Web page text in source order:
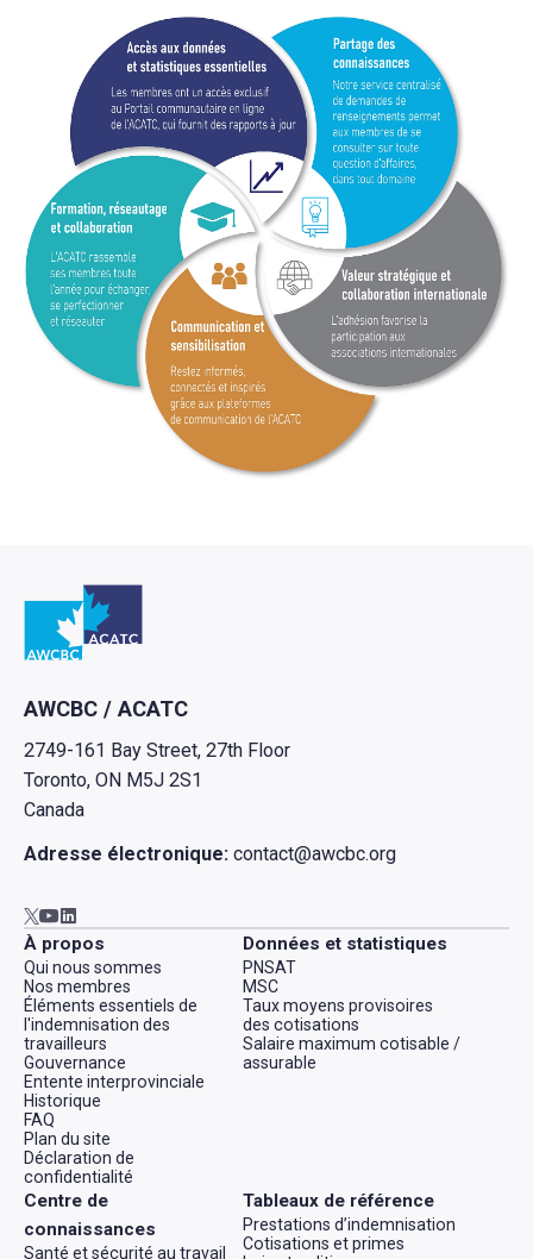
Retour à l'Accueil
AWCBC / ACATC
2749-161 Bay Street, 27th Floor
Toronto, ON M5J 2S1
Canada
Adresse électronique:contact@awcbc.org
Aller à AWCBC / ACATC twitter in new tab
Aller à AWCBC / ACATC youtube in new tab
À propos
Qui nous sommes
Nos membres
Éléments essentiels de
l'indemnisation des
travailleurs
Gouvernance
Entente interprovinciale
Historique
FAQ
Plan du site
Déclaration de
confidentialité
Données et statistiques
PNSAT
MSC
Taux moyens provisoires
des cotisations
Salaire maximum cotisable /
assurable
Centre de
connaissances
Santé et sécurité au travail
Tableaux de référence
Prestations d’indemnisation
Cotisations et primes